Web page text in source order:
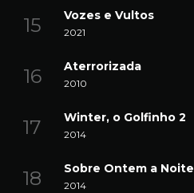
Vozes e Vultos
2021
Aterrorizada
2010
Winter, o Golfinho 2
2014
Sobre Ontem a Noite
2014